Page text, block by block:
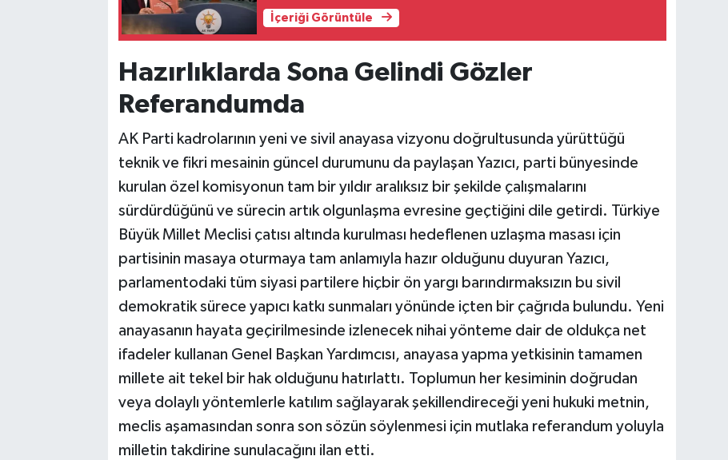
İçeriği Görüntüle
Hazırlıklarda Sona Gelindi Gözler
Referandumda
AK Parti kadrolarının yeni ve sivil anayasa vizyonu doğrultusunda yürüttüğü
teknik ve fikri mesainin güncel durumunu da paylaşan Yazıcı, parti bünyesinde
kurulan özel komisyonun tam bir yıldır aralıksız bir şekilde çalışmalarını
sürdürdüğünü ve sürecin artık olgunlaşma evresine geçtiğini dile getirdi. Türkiye
Büyük Millet Meclisi çatısı altında kurulması hedeflenen uzlaşma masası için
partisinin masaya oturmaya tam anlamıyla hazır olduğunu duyuran Yazıcı,
parlamentodaki tüm siyasi partilere hiçbir ön yargı barındırmaksızın bu sivil
demokratik sürece yapıcı katkı sunmaları yönünde içten bir çağrıda bulundu. Yeni
anayasanın hayata geçirilmesinde izlenecek nihai yönteme dair de oldukça net
ifadeler kullanan Genel Başkan Yardımcısı, anayasa yapma yetkisinin tamamen
millete ait tekel bir hak olduğunu hatırlattı. Toplumun her kesiminin doğrudan
veya dolaylı yöntemlerle katılım sağlayarak şekillendireceği yeni hukuki metnin,
meclis aşamasından sonra son sözün söylenmesi için mutlaka referandum yoluyla
milletin takdirine sunulacağını ilan etti.